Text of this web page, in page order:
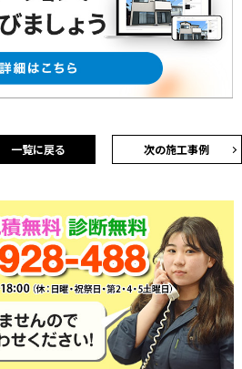
次の施工事例
一覧に戻る